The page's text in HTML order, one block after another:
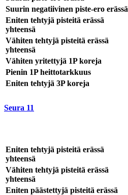
Suurin negatiivinen piste-ero erässä
Eniten tehtyjä pisteitä erässä
yhteensä
Vähiten tehtyjä pisteitä erässä
yhteensä
Vähiten yritettyjä 1P koreja
Pienin 1P heittotarkkuus
Eniten tehtyjä 3P koreja
Seura 11
Eniten tehtyjä pisteitä erässä
yhteensä
Vähiten tehtyjä pisteitä erässä
yhteensä
Eniten päästettyjä pisteitä erässä